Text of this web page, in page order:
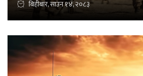
बिहीबार, साउन १४, २०८३